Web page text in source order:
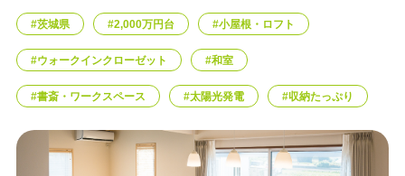
#茨城県 #2,000万円台 #小屋根・ロフト
#ウォークインクローゼット #和室
#書斎・ワークスペース #太陽光発電 #収納たっぷり